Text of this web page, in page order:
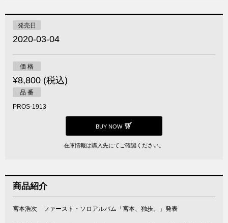
発売日
2020-03-04
価 格
¥8,800 (税込)
品 番
PROS-1913
BUY NOW
在庫情報は購入先にてご確認ください。
商品紹介
宮本浩次 ファースト・ソロアルバム「宮本、独歩。」発表